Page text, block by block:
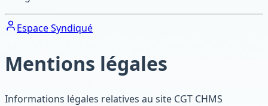
Espace Syndiqué
Mentions légales
Informations légales relatives au site CGT CHMS